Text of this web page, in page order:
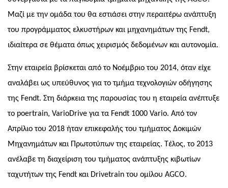
Μαζί με την ομάδα του θα εστιάσει στην περαιτέρω ανάπτυξη
του προγράμματος ελκυστήρων και μηχανημάτων της Fendt,
ιδιαίτερα σε θέματα όπως χειρισμός δεδομένων και αυτονομία.
Στην εταιρεία βρίσκεται από το Νοέμβριο του 2014, όταν είχε
αναλάβει ως υπεύθυνος για το τμήμα τεχνολογιών οδήγησης
της Fendt. Στη διάρκεια της παρουσίας του η εταιρεία ανέπτυξε
το poertrain, VarioDrive για τα Fendt 1000 Vario. Από τον
Απρίλιο του 2018 ήταν επικεφαλής του τμήματος Δοκιμών
Μηχανημάτων και Πρωτοτύπων της εταιρείας. Τέλος, το 2013
ανέλαβε τη διαχείριση του τμήματος ανάπτυξης κιβωτίων
ταχυτήτων της Fendt και Drivetrainτου ομίλου AGCO.